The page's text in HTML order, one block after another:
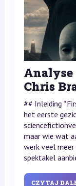
Chris
## Inleiding
het eerste
maar wie wat
werk veel
spektakel
CZYTAJ